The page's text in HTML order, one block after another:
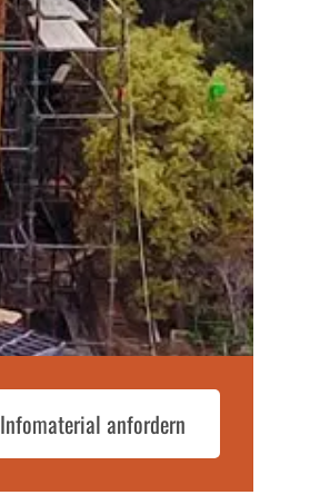
Infomaterial anfordern